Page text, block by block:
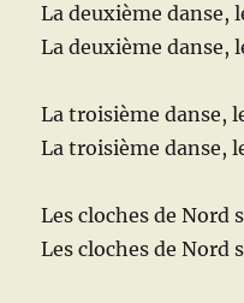
La deuxième danse,
La deuxième danse,
La troisième danse,
La troisième danse,
Les cloches de Nord
Les cloches de Nord